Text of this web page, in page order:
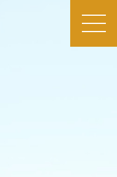
MEN
U